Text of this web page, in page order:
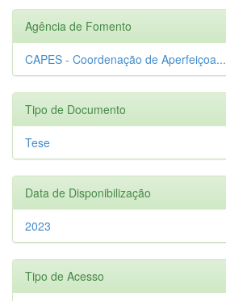
Agência de Fomento
CAPES - Coordenação de Aperfeiçoa...
Tipo de Documento
Tese
Data de Disponibilização
2023
Tipo de Acesso